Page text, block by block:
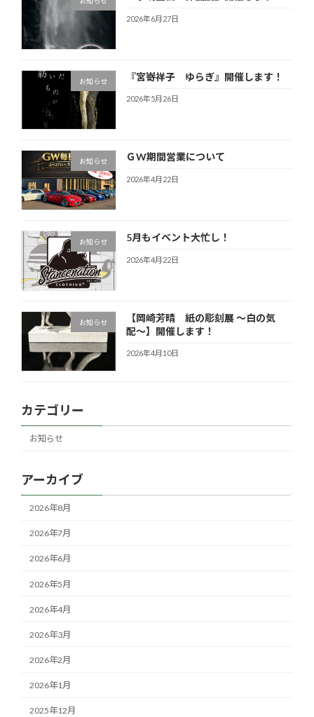
2026年6月27日
お知らせ 『宮嵜祥子 ゆらぎ』開催します！
2026年5月26日
お知らせ ＧW期間営業について
2026年4月22日
お知らせ 5月もイベント大忙し！
2026年4月22日
お知らせ
【岡崎芳晴 紙の彫刻展 〜白の気
配〜】開催します！
2026年4月10日
カテゴリー
お知らせ
アーカイブ
2026年8月
2026年7月
2026年6月
2026年5月
2026年4月
2026年3月
2026年2月
2026年1月
2025年12月